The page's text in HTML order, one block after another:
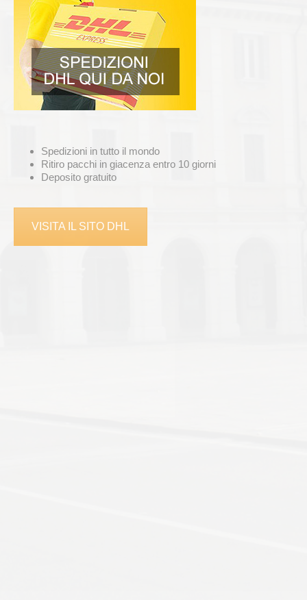
Spedizioni in tutto il mondo
Ritiro pacchi in giacenza entro 10 giorni
Deposito gratuito
VISITA IL SITO DHL